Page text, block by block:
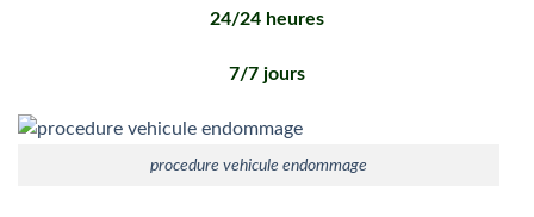
24/24 heures
7/7 jours
procedure vehicule endommage